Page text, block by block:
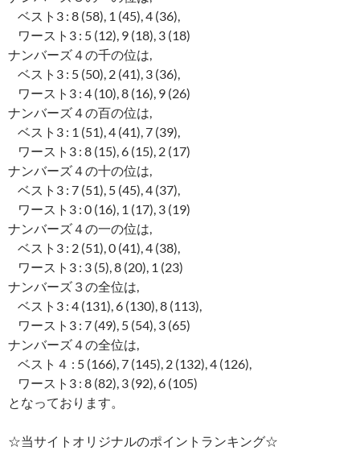
ベスト3 : 8 (58), 1 (45), 4 (36),
ワースト3 : 5 (12), 9 (18), 3 (18)
ナンバーズ４の千の位は,
ベスト3 : 5 (50), 2 (41), 3 (36),
ワースト3 : 4 (10), 8 (16), 9 (26)
ナンバーズ４の百の位は,
ベスト3 : 1 (51), 4 (41), 7 (39),
ワースト3 : 8 (15), 6 (15), 2 (17)
ナンバーズ４の十の位は,
ベスト3 : 7 (51), 5 (45), 4 (37),
ワースト3 : 0 (16), 1 (17), 3 (19)
ナンバーズ４の一の位は,
ベスト3 : 2 (51), 0 (41), 4 (38),
ワースト3 : 3 (5), 8 (20), 1 (23)
ナンバーズ３の全位は,
ベスト3 : 4 (131), 6 (130), 8 (113),
ワースト3 : 7 (49), 5 (54), 3 (65)
ナンバーズ４の全位は,
ベスト４ : 5 (166), 7 (145), 2 (132), 4 (126),
ワースト3 : 8 (82), 3 (92), 6 (105)
となっております。
☆当サイトオリジナルのポイントランキング☆